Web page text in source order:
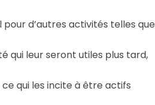
d’autres activités telles que
qui leur seront utiles plus tard,
qui les incite à être actifs